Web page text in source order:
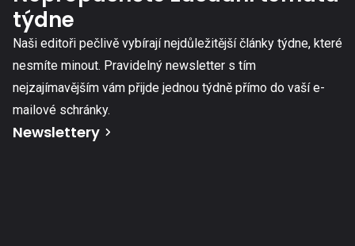
týdne
Naši editoři pečlivě vybírají nejdůležitější články týdne, které
nesmíte minout. Pravidelný newsletter s tím
nejzajímavějším vám přijde jednou týdně přímo do vaší e-
mailové schránky.
Newslettery